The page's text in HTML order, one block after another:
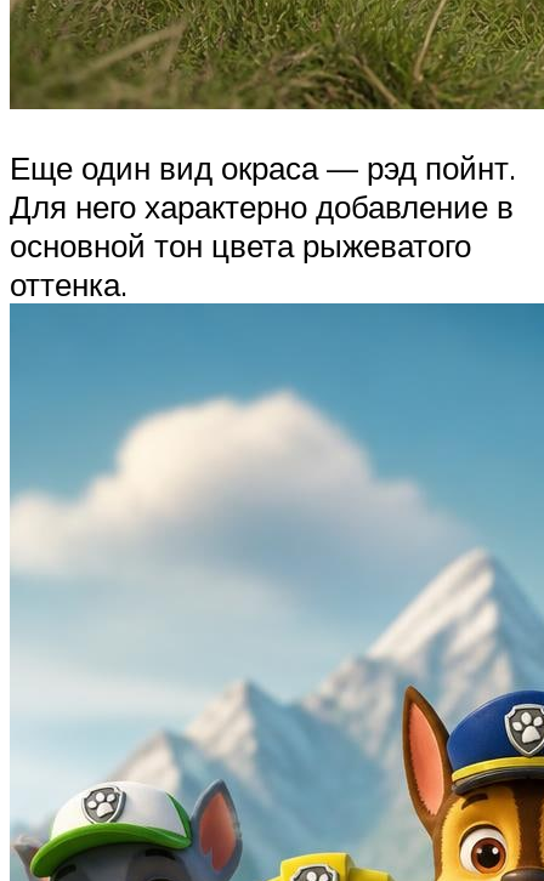
Еще один вид окраса — рэд пойнт.
Для него характерно добавление в
основной тон цвета рыжеватого
оттенка.